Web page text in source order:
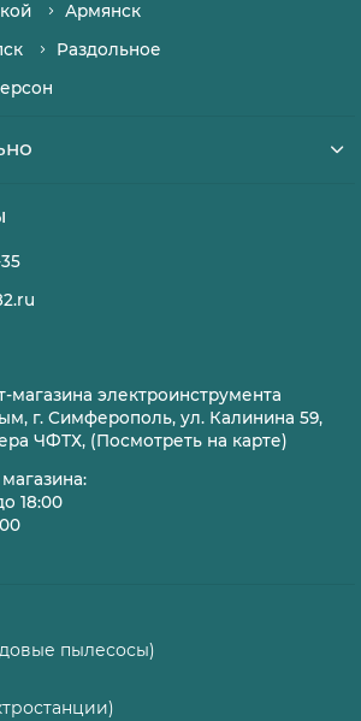
Армянск
Раздольное
магазина электроинструмента
г. Симферополь, ул. Калинина 59,
ЧФТХ, (Посмотреть на карте)
18:00
пылесосы)